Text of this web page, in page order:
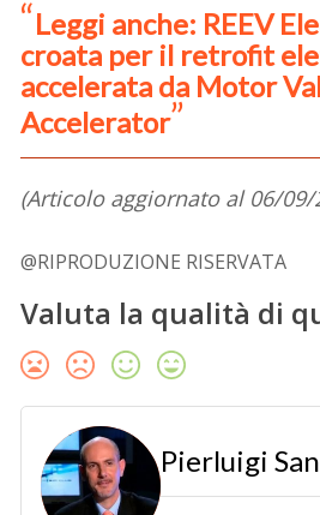
Leggi anche: REEV
croata per il retrofit
accelerata da Motor
Accelerator
(Articolo aggiornato al 06/09/
@RIPRODUZIONE RISERVATA
Valuta la qualità di
Pierluigi